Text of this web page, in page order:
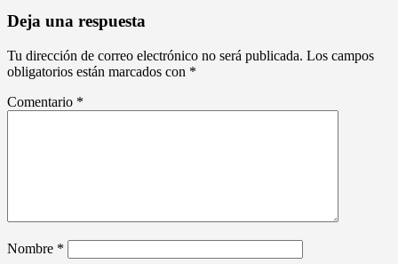
Deja una respuesta
Tu dirección de correo electrónico no será publicada. Los campos
obligatorios están marcados con *
Comentario *
Nombre *